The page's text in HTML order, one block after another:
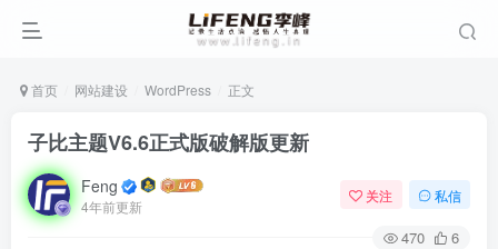
首页 网站建设 WordPress 正文
子比主题V6.6正式版破解版更新
Feng
4年前更新
关注 私信
470 6